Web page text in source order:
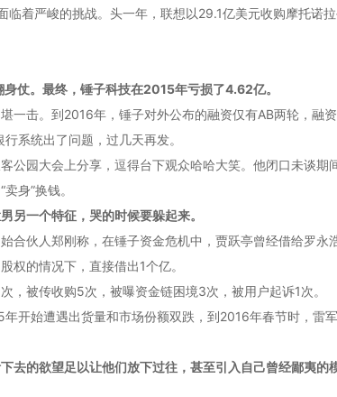
临着严峻的挑战。头一年，联想以29.1亿美元收购摩托诺
仗。最终，锤子科技在2015年亏损了4.62亿。
一击。到2016年，锤子对外公布的融资仅有AB两轮，
系统出了问题，过几天再发。
公园大会上分享，逗得台下观众哈哈大笑。他闭口未谈
身”换钱。
另一个特征，哭的时候要躲起来。
合伙人郑刚称，在锤子资金危机中，贾跃亭曾经借给罗
权的情况下，直接借出1个亿。
，被传收购5次，被曝资金链困境3次，被用户起诉1次。
开始遭遇出货量和市场份额双跌，到2016年春节时，雷
去的欲望足以让他们放下过往，甚至引入自己曾经鄙夷的